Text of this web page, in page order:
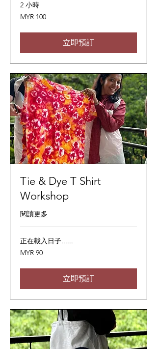
2 小時
100
马
西
吉
MYR 100
立即預訂
Tie & Dye T Shirt
Workshop
閱讀更多
正在載入日子......
90
马
西
吉
MYR 90
立即預訂